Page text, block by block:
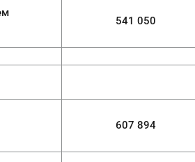
541 050
607 894